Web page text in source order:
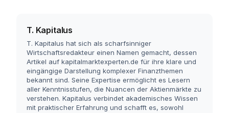
T. Kapitalus
T. Kapitalus hat sich als scharfsinniger
Wirtschaftsredakteur einen Namen gemacht, dessen
Artikel auf kapitalmarktexperten.de für ihre klare und
eingängige Darstellung komplexer Finanzthemen
bekannt sind. Seine Expertise ermöglicht es Lesern
aller Kenntnisstufen, die Nuancen der Aktienmärkte zu
verstehen. Kapitalus verbindet akademisches Wissen
mit praktischer Erfahrung und schafft es, sowohl